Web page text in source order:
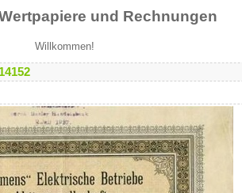
und Rechnungen
Willkommen!